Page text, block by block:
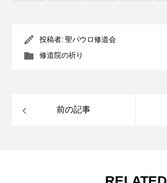
投稿者: 聖パウロ修道会
修道院の祈り
前の記事